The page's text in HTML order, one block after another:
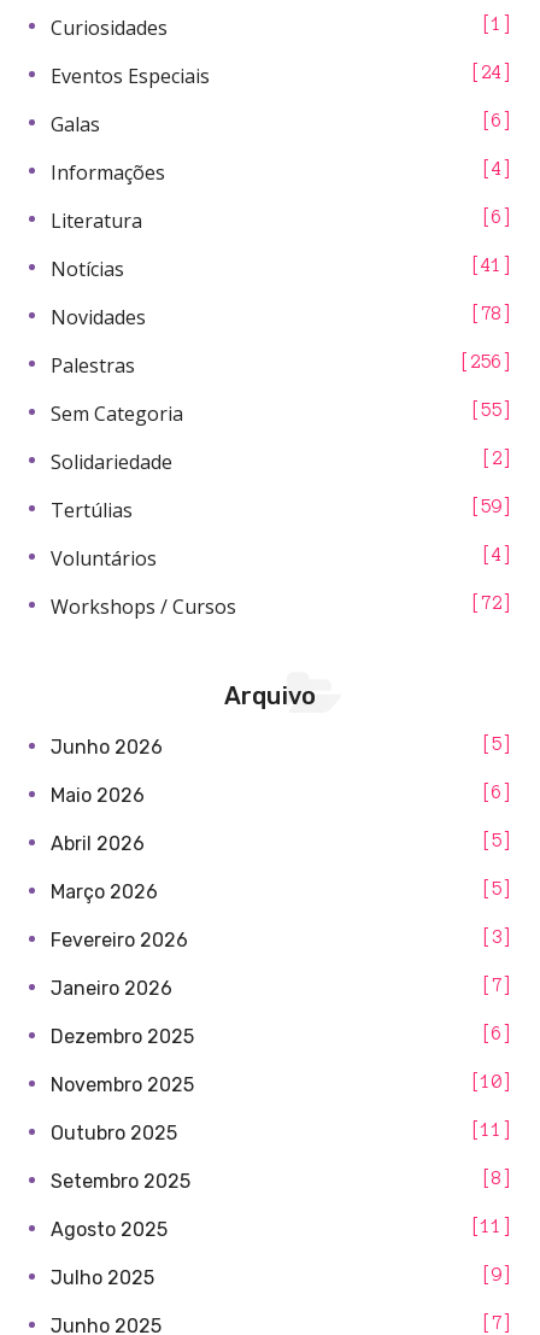
Curiosidades 1
Eventos Especiais 24
Galas 6
Informações 4
Literatura 6
Notícias 41
Novidades 78
Palestras 256
Sem Categoria 55
Solidariedade 2
Tertúlias 59
Voluntários 4
Workshops / Cursos 72
Arquivo
Junho 2026 5
Maio 2026 6
Abril 2026 5
Março 2026 5
Fevereiro 2026 3
Janeiro 2026 7
Dezembro 2025 6
Novembro 2025 10
Outubro 2025 11
Setembro 2025 8
Agosto 2025 11
Julho 2025 9
Junho 2025 7